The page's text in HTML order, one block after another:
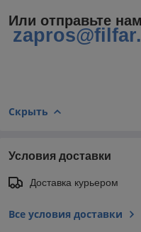
Или отправьте
Скрыть
Условия доставки
Доставка курьером
Все условия доставки